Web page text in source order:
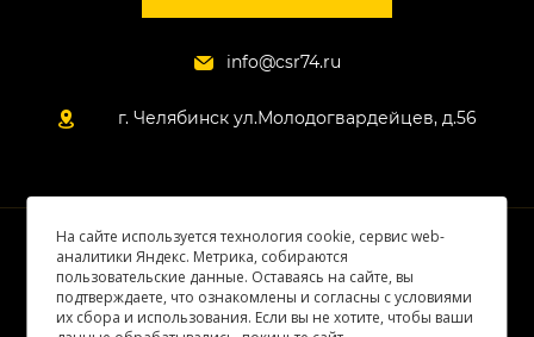
info@csr74.ru
г. Челябинск ул.Молодогвардейцев, д.56
© 2026 Все права защищены
На сайте используется технология cookie, сервис web-
аналитики Яндекс. Метрика, собираются
пользовательские данные. Оставаясь на сайте, вы
подтверждаете, что ознакомлены и согласны с условиями
их сбора и использования. Если вы не хотите, чтобы ваши